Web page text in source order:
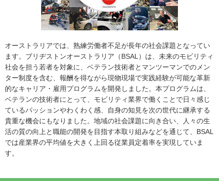
オーストラリアでは、熟練労働者不足が長年の社会課題となってい
ます。ブリヂストンオーストラリア（BSAL）は、未来のモビリティ
社会を担う若者を対象に、ベテラン技術者とマンツーマンでのメン
ター制度を含む、報酬を得ながら現物現場で実践経験が可能な革新
的なキャリア・雇用プログラムを開発しました。本プログラムは、
ベテランの技術者にとって、モビリティ業界で働くことで日々感じ
ているパッションやわくわく感、自身の知見を次の世代に継承する
貴重な機会にもなりました。地域の社会課題に向き合い、人々の生
活の質の向上と職能の開発を目指す本取り組みなどを通じて、BSAL
では産業界の平均値を大きく上回る従業員定着率を実現していま
す。